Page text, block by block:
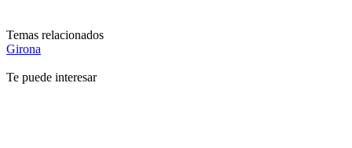
Temas relacionados
Girona
Te puede interesar